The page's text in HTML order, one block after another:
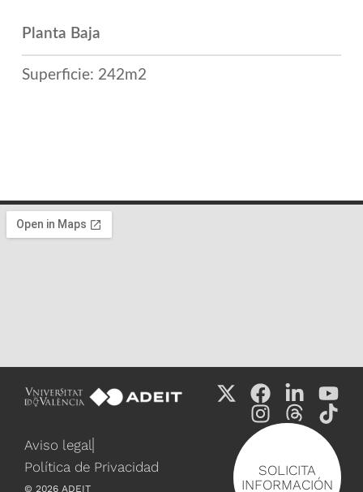
SOLICITA
INFORMACIÓN
Planta Baja
Superficie: 242m2
Aviso legal
Política de Privacidad
© 2026 ADEIT